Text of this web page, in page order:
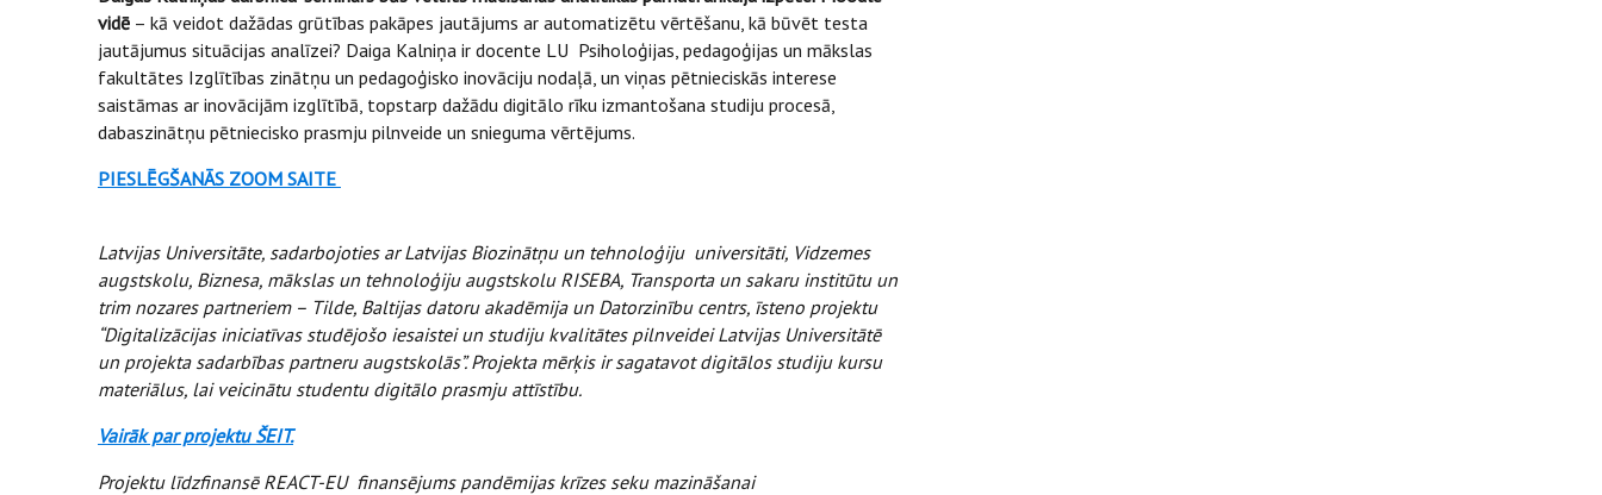
vidē – kā veidot dažādas grūtības pakāpes jautājums ar automatizētu vērtēšanu, kā būvēt testa
jautājumus situācijas analīzei? Daiga Kalniņa ir docente LU Psiholoģijas, pedagoģijas un mākslas
fakultātes Izglītības zinātņu un pedagoģisko inovāciju nodaļā, un viņas pētnieciskās interese
saistāmas ar inovācijām izglītībā, topstarp dažādu digitālo rīku izmantošana studiju procesā,
dabaszinātņu pētniecisko prasmju pilnveide un snieguma vērtējums.
PIESLĒGŠANĀS ZOOM SAITE
Latvijas Universitāte, sadarbojoties ar Latvijas Biozinātņu un tehnoloģiju universitāti, Vidzemes
augstskolu, Biznesa, mākslas un tehnoloģiju augstskolu RISEBA, Transporta un sakaru institūtu un
trim nozares partneriem – Tilde, Baltijas datoru akadēmija un Datorzinību centrs, īsteno projektu
“Digitalizācijas iniciatīvas studējošo iesaistei un studiju kvalitātes pilnveidei Latvijas Universitātē
un projekta sadarbības partneru augstskolās”. Projekta mērķis ir sagatavot digitālos studiju kursu
materiālus, lai veicinātu studentu digitālo prasmju attīstību.
Vairāk par projektu ŠEIT.
Projektu līdzfinansē REACT-EU finansējums pandēmijas krīzes seku mazināšanai